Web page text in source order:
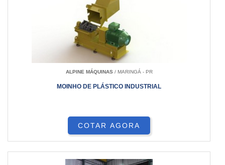
ALPINE MÁQUINAS/ MARINGÁ - PR
MOINHO DE PLÁSTICO INDUSTRIAL
COTAR AGORA